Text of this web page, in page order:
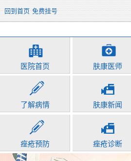
回到首页 免费挂号
医院首页 肤康医师
了解病情 肤康新闻
痤疮预防 痤疮诊断